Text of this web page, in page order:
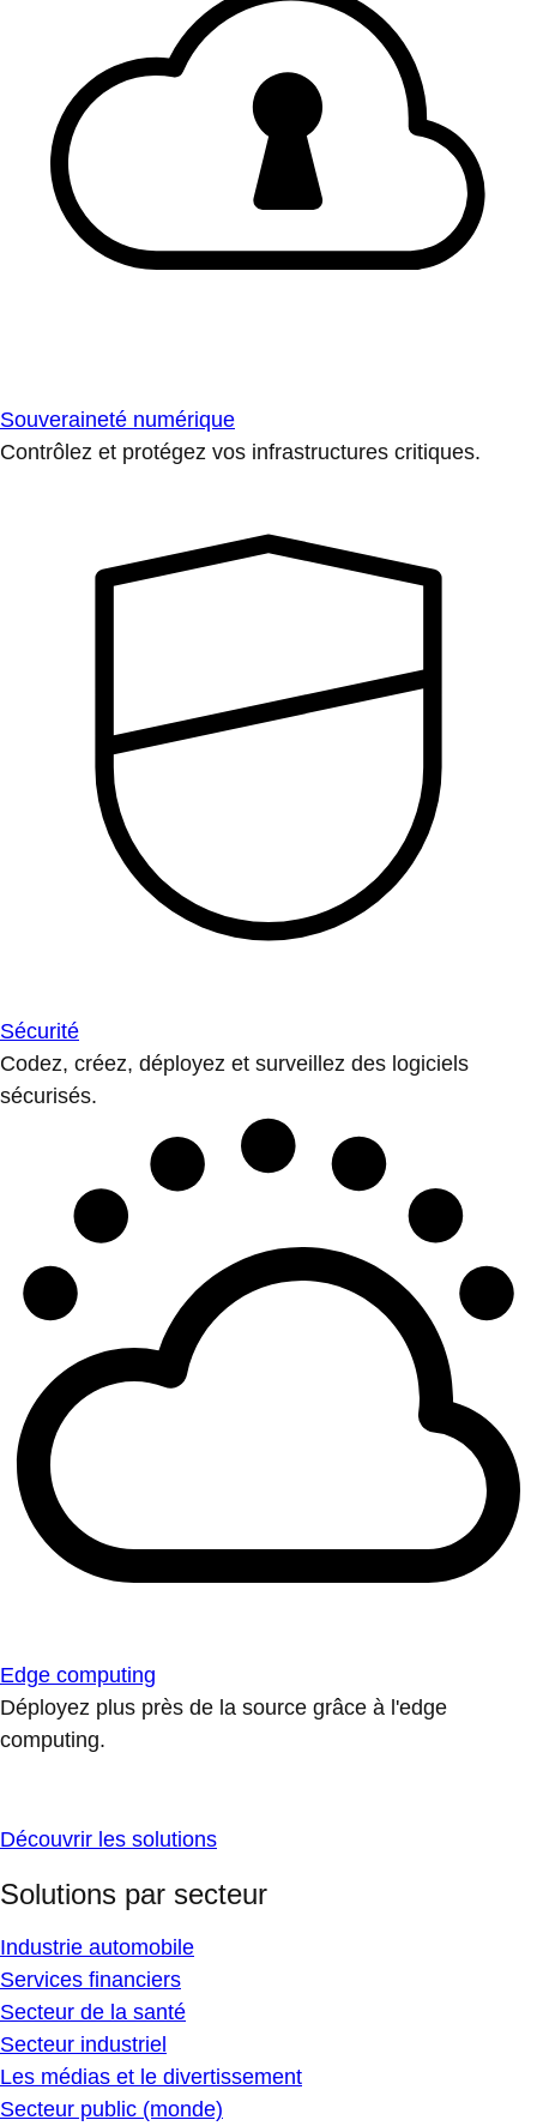
Souveraineté numérique
Contrôlez et protégez vos infrastructures critiques.
Sécurité
Codez, créez, déployez et surveillez des logiciels
sécurisés.
Edge computing
Déployez plus près de la source grâce à l'edge
computing.
Découvrir les solutions
Solutions par secteur
Industrie automobile
Services financiers
Secteur de la santé
Secteur industriel
Les médias et le divertissement
Secteur public (monde)